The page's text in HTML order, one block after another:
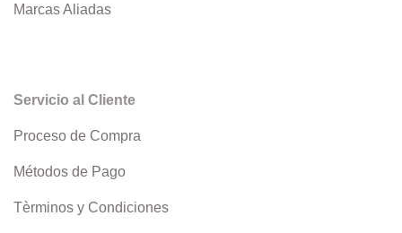
Marcas Aliadas
Servicio al Cliente
Proceso de Compra
Métodos de Pago
Tèrminos y Condiciones